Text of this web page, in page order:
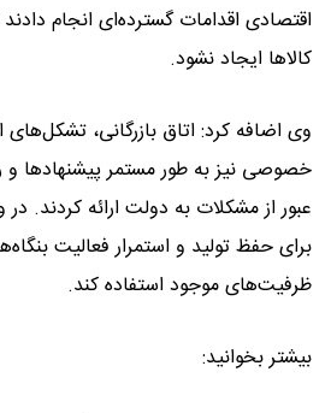
اقتصادی اقدامات گسترده‌ای انجام
کالاها ایجاد نشود.
وی اضافه کرد: اتاق بازرگانی،
خصوصی نیز به طور مستمر پیشنهادها و
عبور از مشکلات به دولت ارائه
برای حفظ تولید و استمرار فعالیت
ظرفیت‌های موجود استفاده کند.
بیشتر بخوانید: